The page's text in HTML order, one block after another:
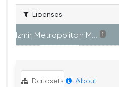
Licenses
Izmir Metropolitan M... 1
Datasets About